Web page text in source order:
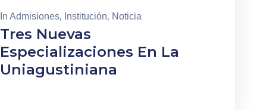
In Admisiones‚ Institución‚ Noticia
Tres Nuevas
Especializaciones En La
Uniagustiniana